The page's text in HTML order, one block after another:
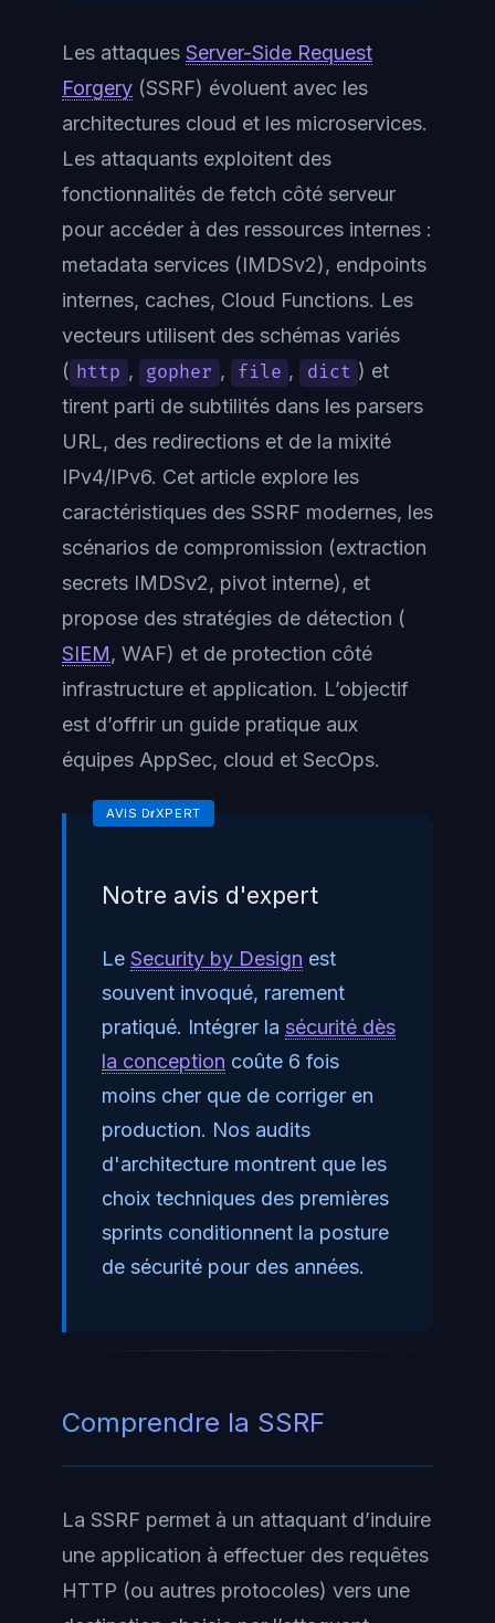
Les attaques Server-Side Request
Forgery (SSRF) évoluent avec les
architectures cloud et les microservices.
Les attaquants exploitent des
fonctionnalités de fetch côté serveur
pour accéder à des ressources internes :
metadata services (IMDSv2), endpoints
internes, caches, Cloud Functions. Les
vecteurs utilisent des schémas variés
( http , gopher , file , dict ) et
tirent parti de subtilités dans les parsers
URL, des redirections et de la mixité
IPv4/IPv6. Cet article explore les
caractéristiques des SSRF modernes, les
scénarios de compromission (extraction
secrets IMDSv2, pivot interne), et
propose des stratégies de détection (
SIEM, WAF) et de protection côté
infrastructure et application. L’objectif
est d’offrir un guide pratique aux
équipes AppSec, cloud et SecOps.
Notre avis d'expert
Le Security by Design est
souvent invoqué, rarement
pratiqué. Intégrer la sécurité dès
la conception coûte 6 fois
moins cher que de corriger en
production. Nos audits
d'architecture montrent que les
choix techniques des premières
sprints conditionnent la posture
de sécurité pour des années.
Comprendre la SSRF
La SSRF permet à un attaquant d’induire
une application à effectuer des requêtes
HTTP (ou autres protocoles) vers une